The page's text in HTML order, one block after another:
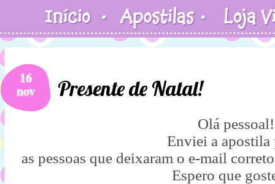
16
nov Presente de Natal!
Olá pessoal!
Enviei a apostila
as pessoas que deixaram o e-mail
Espero que